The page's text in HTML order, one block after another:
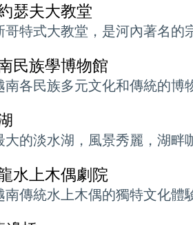
瑟夫大教堂
哥特式大教堂，是河內著名的
民族學博物館
南各民族多元文化和傳統的博
大的淡水湖，風景秀麗，湖畔
水上木偶劇院
南傳統水上木偶的獨特文化體